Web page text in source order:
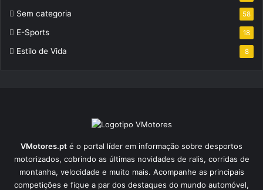
Sem categoria 58
E-Sports 18
Estilo de Vida 8
VMotores.pt é o portal líder em informação sobre desportos
motorizados, cobrindo as últimas novidades de ralis, corridas de
montanha, velocidade e muito mais. Acompanhe as principais
competições e fique a par dos destaques do mundo automóvel,